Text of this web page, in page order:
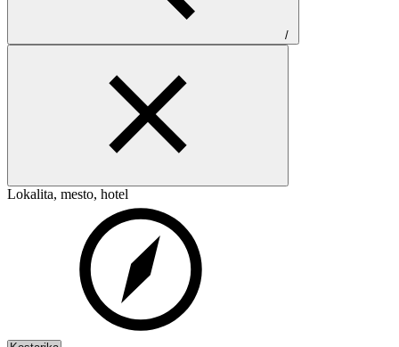
/
Lokalita, mesto, hotel